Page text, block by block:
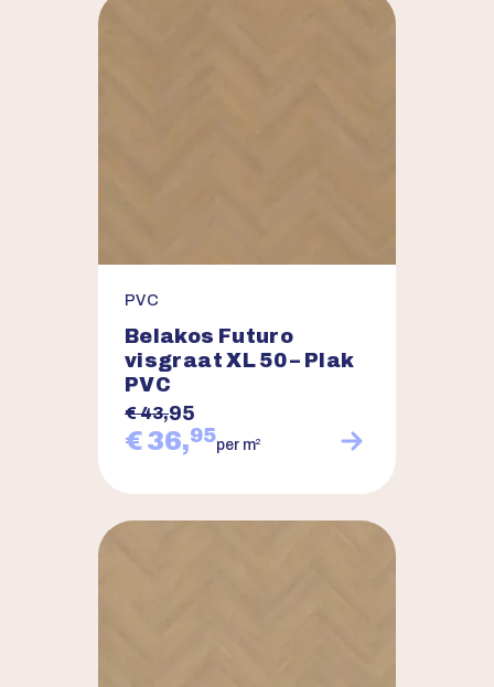
PVC
Belakos Futuro
visgraat XL 50 – Plak
PVC
€ 43,95
€ 36,95per m2